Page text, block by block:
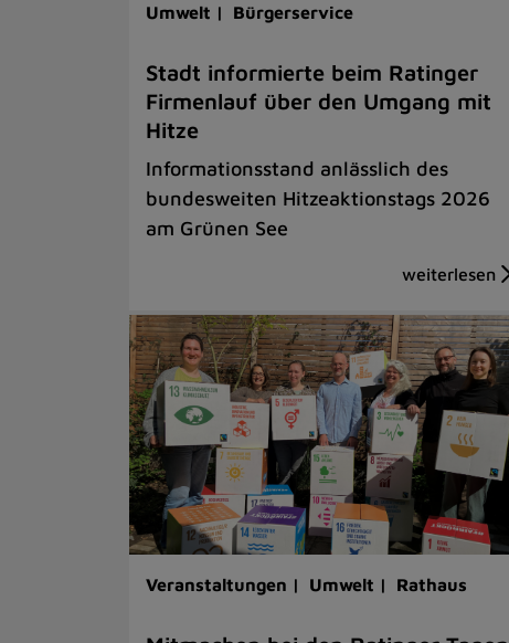
Umwelt | Bürgerservice
Stadt informierte beim Ratinger
Firmenlauf über den Umgang mit
Hitze
Informationsstand anlässlich des
bundesweiten Hitzeaktionstags 2026
am Grünen See
Veranstaltungen | Umwelt | Rathaus